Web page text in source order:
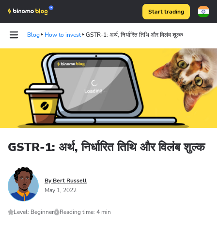
Start trading
Blog How to invest GSTR-1: अर्थ, निर्धारित तिथि और विलंब शुल्क
Binomo on Telegram
GSTR-1: अर्थ, निर्धारित तिथि और विलंब शुल्क
By Bert Russell
May 1, 2022
Level: Beginner Reading time: 4 min